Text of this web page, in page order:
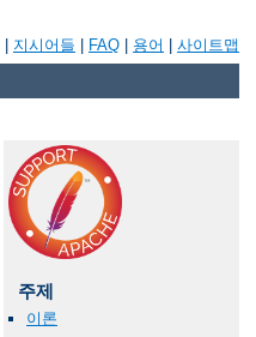
지시어들 FAQ 용어 사이트맵
주제
이론